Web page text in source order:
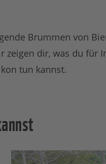
Brummen von
zeigen dir, was du für
tun kannst.